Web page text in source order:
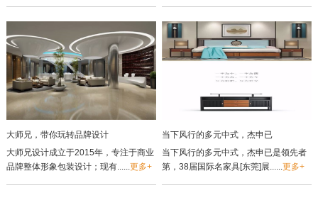
大师兄，带你玩转品牌设计
大师兄设计成立于2015年，专注于商业
品牌整体形象包装设计；现有......更多+
当下风行的多元中式，杰申已
当下风行的多元中式，杰申已是领先者
第，38届国际名家具[东莞]展......更多+